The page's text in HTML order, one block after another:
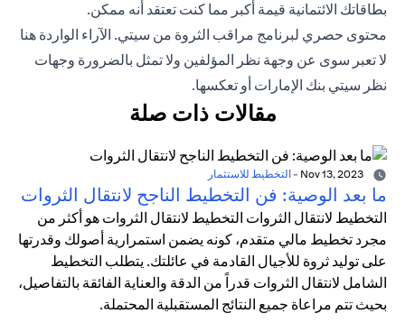
بطاقاتك الائتمانية قيمة أكبر مما كنت تعتقد أنه ممكن.
محتوى حصري لبرنامج مراقب الثروة من سيتي. الآراء الواردة هنا
لا تعبر سوى عن وجهة نظر المؤلفين ولا تمثل بالضرورة وجهات
نظر سيتي بنك الإمارات أو تعكسها.
مقالات ذات صلة
- التخطيط للاستثمار
ما بعد الوصية: فن التخطيط الناجح لانتقال الثروات
التخطيط لانتقال الثروات التخطيط لانتقال الثروات هو أكثر من
مجرد تخطيط مالي متقدم، كونه يضمن استمرارية أصولك وقدرتها
على توليد ثروة للأجيال القادمة في عائلتك. يتطلب التخطيط
الشامل لانتقال الثروات قدراً من الدقة والعناية الفائقة بالتفاصيل،
بحيث تتم مراعاة جميع النتائج المستقبلية المحتملة.